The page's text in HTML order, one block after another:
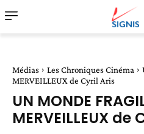
Médias Les Chroniques Cinéma
MERVEILLEUX de Cyril Aris
UN MONDE
MERVEILLEUX de